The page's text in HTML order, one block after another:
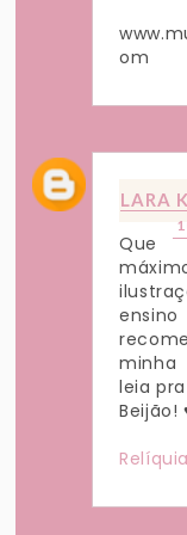
om
LARA
Que
minha
leia
Beijão!